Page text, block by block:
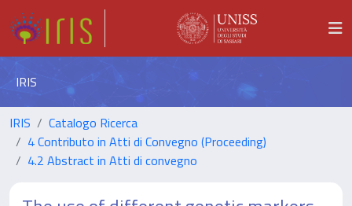
IRIS
IRIS
Catalogo Ricerca
4 Contributo in Atti di Convegno (Proceeding)
4.2 Abstract in Atti di convegno